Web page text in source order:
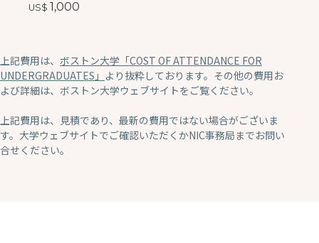
1,000
上記費用は、 ボストン大学「COST OF ATTENDANCE FOR
UNDERGRADUATES」 より抜粋しております。その他の費用お
よび詳細は、ボストン大学ウェブサイトをご覧ください。
上記費用は、見積であり、最新の費用ではない場合がございま
す。大学ウェブサイトでご確認いただくかNIC事務局までお問い
合せください。